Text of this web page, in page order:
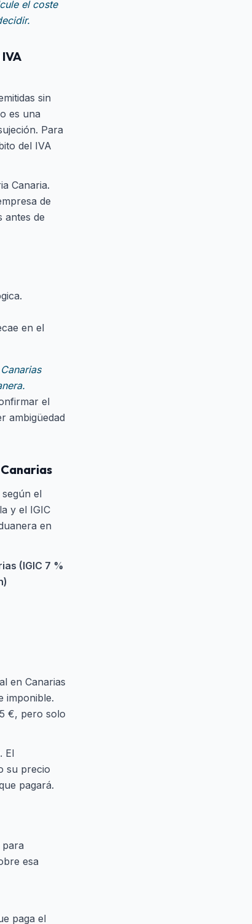
el coste
sin
es una
Para
del IVA
Canaria.
de
antes de
en el
el
ambigüedad
el
y el IGIC
en
(IGIC 7 %
en Canarias
imponible.
€, pero solo
El
su precio
pagará.
esa
paga el